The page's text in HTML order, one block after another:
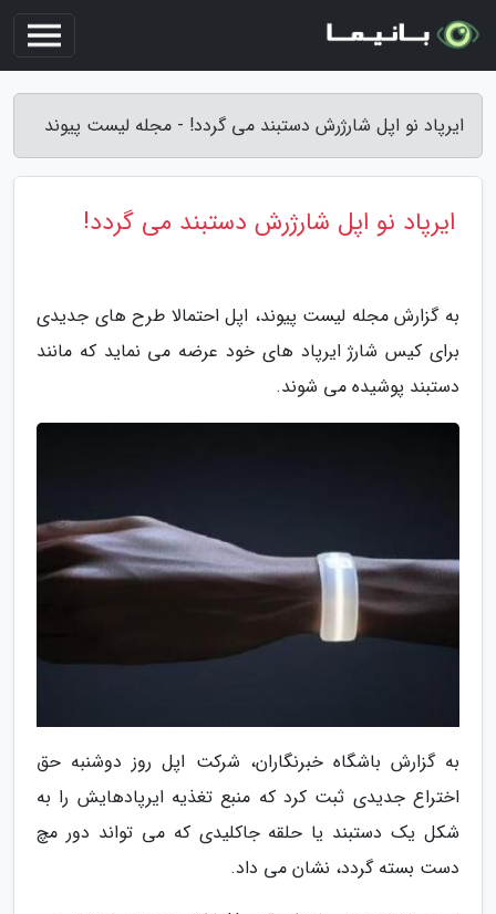
ایرپاد نو اپل شارژرش دستبند می گردد! - مجله لیست پیوند
ایرپاد نو اپل شارژرش دستبند می گردد!
به گزارش مجله لیست پیوند، اپل احتمالا طرح های جدیدی
برای کیس شارژ ایرپاد های خود عرضه می نماید که مانند
دستبند پوشیده می شوند.
به گزارش باشگاه خبرنگاران، شرکت اپل روز دوشنبه حق
اختراع جدیدی ثبت کرد که منبع تغذیه ایرپادهایش را به
شکل یک دستبند یا حلقه جاکلیدی که می تواند دور مچ
دست بسته گردد، نشان می داد.